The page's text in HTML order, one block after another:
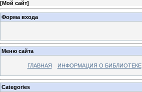
[Мой сайт]
Форма входа
Меню сайта
ГЛАВНАЯ ИНФОРМАЦИЯ О БИБЛИОТЕКЕ
Categories